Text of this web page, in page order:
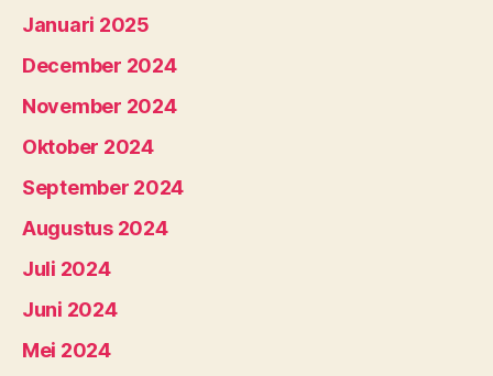
Januari 2025
December 2024
November 2024
Oktober 2024
September 2024
Augustus 2024
Juli 2024
Juni 2024
Mei 2024